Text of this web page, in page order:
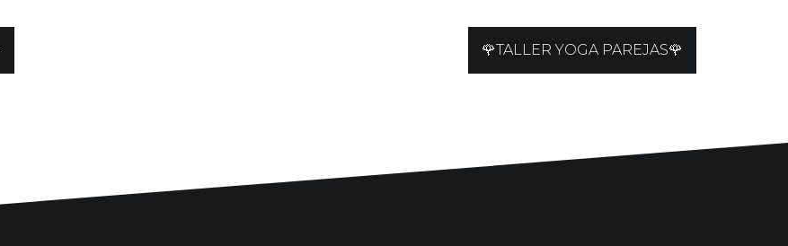
🌹TALLER YOGA PAREJAS🌹